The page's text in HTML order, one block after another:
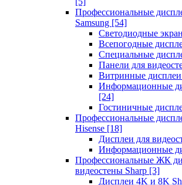
Профессиональные
Samsung [54]
Светодиодные
Всепогодные
Специальные
Панели для
Витринные дисплеи
Информационные
[24]
Гостиничные
Профессиональные
Hisense [18]
Дисплеи для
Информационные
Профессиональные ЖК
видеостены Sharp [3]
Дисплеи 4K и 8K